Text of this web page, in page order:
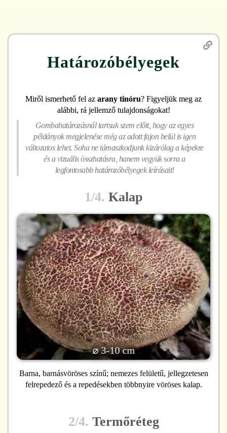
Határozóbélyegek
Miről ismerhető fel az arany tinóru? Figyeljük meg az
alábbi, rá jellemző tulajdonságokat!
Gombahatározásnál tartsuk szem előtt, hogy az egyes
példányok megjelenése még az adott fajon belül is igen
változatos lehet. Soha ne támaszkodjunk kizárólag a képekre
és a vizuális összhatásra, hanem vegyük sorra a
legfontosabb határozóbélyegek leírásait!
1/4. Kalap
Barna, barnásvöröses színű; nemezes felületű, jellegzetesen
felrepedező és a repedésekben többnyire vöröses kalap.
⌀ 3-10 cm
2/4. Termőréteg